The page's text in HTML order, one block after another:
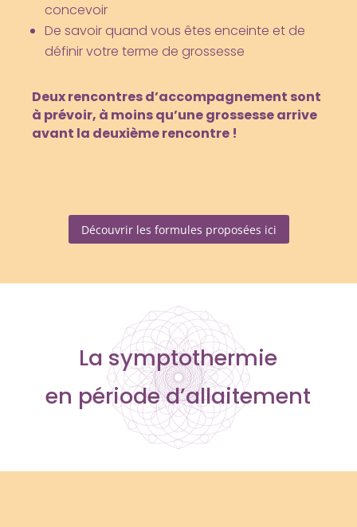
concevoir
De savoir quand vous êtes enceinte et de
définir votre terme de grossesse
Deux rencontres d’accompagnement sont
à prévoir, à moins qu’une grossesse arrive
avant la deuxième rencontre !
Découvrir les formules proposées ici
La symptothermie
en période d’allaitement